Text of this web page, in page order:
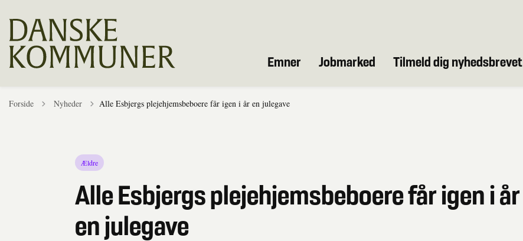
Emner Jobmarked Tilmeld dig nyhedsbrevet
Forside Tilbage til
Nyheder Alle Esbjergs plejehjemsbeboere får igen i år en julegave
Ældre
Alle Esbjergs plejehjemsbeboere får igen i år
en julegave